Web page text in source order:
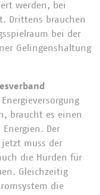
werden, bei
Drittens brauchen
bei der
Gelingenshaltung
braucht es einen
Der
muss der
die Hürden für
Gleichzeitig
die